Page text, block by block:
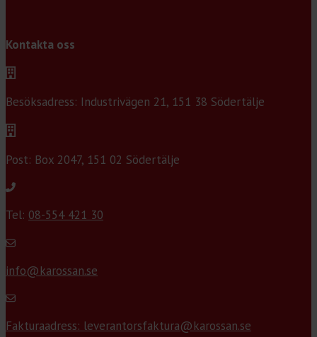
Kontakta oss
Besöksadress: Industrivägen 21, 151 38 Södertälje
Post: Box 2047, 151 02 Södertälje
Tel: 08-554 421 30
info@karossan.se
Fakturaadress: leverantorsfaktura@karossan.se